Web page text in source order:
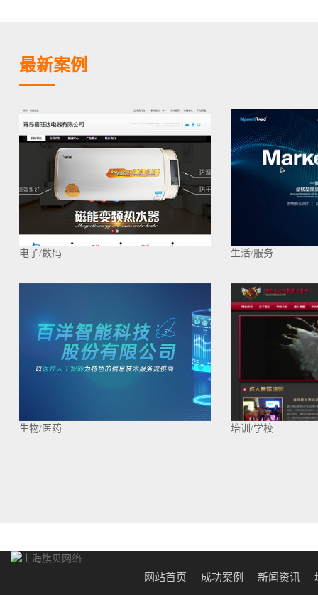
最新案例
电子/数码 生活/服务
生物/医药 培训/学校
网站首页 成功案例 新闻资讯